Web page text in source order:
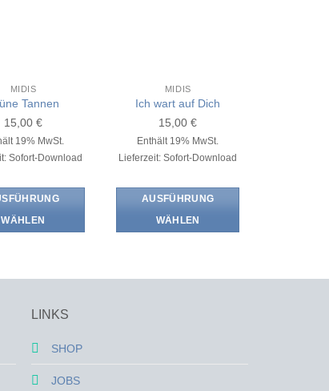
MIDIS
Tannen
15,00 €
19% MwSt.
Sofort-Download
WÄHLEN
weist
Varianten
Die
können
MIDIS
Ich wart auf Dich
15,00€
Enthält 19% MwSt.
Lieferzeit: Sofort-Download
AUSFÜHRUNG
WÄHLEN
weist
LINKS
SHOP
JOBS